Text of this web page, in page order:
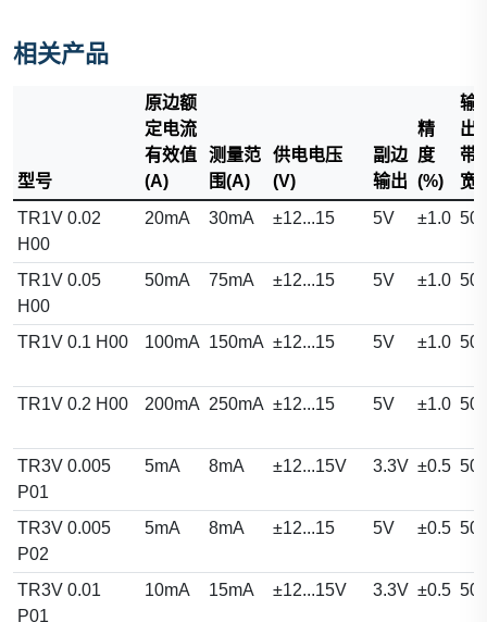
相关产品
型号
原边额
定电流
有效值
(A)
测量范
围(A)
供电电压
(V)
副边
输出
精
度
(%)
输
出
带
宽
TR1V 0.02
H00
20mA 30mA ±12...15 5V ±1.0 50
TR1V 0.05
H00
50mA 75mA ±12...15 5V ±1.0 50
TR1V 0.1 H00 100mA 150mA ±12...15 5V ±1.0 50
TR1V 0.2 H00 200mA 250mA ±12...15 5V ±1.0 50
TR3V 0.005
P01
5mA 8mA ±12...15V 3.3V ±0.5 50
TR3V 0.005
P02
5mA 8mA ±12...15 5V ±0.5 50
TR3V 0.01
P01
10mA 15mA ±12...15V 3.3V ±0.5 50